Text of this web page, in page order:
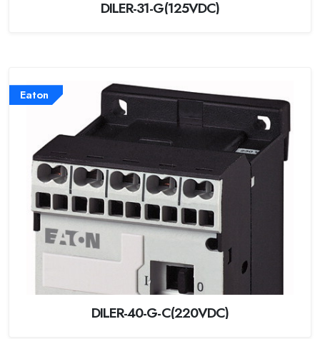
DILER-31-G(125VDC)
Eaton
DILER-40-G-C(220VDC)